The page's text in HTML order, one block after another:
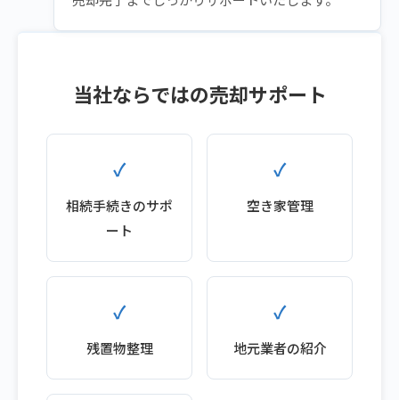
当社ならではの売却サポート
相続手続きのサポ
ート
空き家管理
残置物整理 地元業者の紹介